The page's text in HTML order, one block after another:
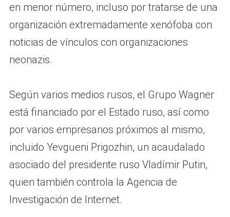
en menor número, incluso por tratarse de una
organización extremadamente xenófoba con
noticias de vínculos con organizaciones
neonazis.
Según varios medios rusos, el Grupo Wagner
está financiado por el Estado ruso, así como
por varios empresarios próximos al mismo,
incluido Yevgueni Prigozhin, un acaudalado
asociado del presidente ruso Vladímir Putin,
quien también controla la Agencia de
Investigación de Internet.